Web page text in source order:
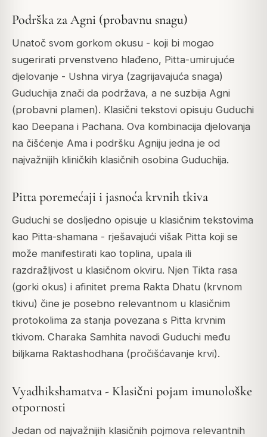
Podrška za Agni (probavnu snagu)
Unatoč svom gorkom okusu - koji bi mogao
sugerirati prvenstveno hlađeno, Pitta-umirujuće
djelovanje - Ushna virya (zagrijavajuća snaga)
Guduchija znači da podržava, a ne suzbija Agni
(probavni plamen). Klasični tekstovi opisuju Guduchi
kao Deepana i Pachana. Ova kombinacija djelovanja
na čišćenje Ama i podršku Agniju jedna je od
najvažnijih kliničkih klasičnih osobina Guduchija.
Pitta poremećaji i jasnoća krvnih tkiva
Guduchi se dosljedno opisuje u klasičnim tekstovima
kao Pitta-shamana - rješavajući višak Pitta koji se
može manifestirati kao toplina, upala ili
razdražljivost u klasičnom okviru. Njen Tikta rasa
(gorki okus) i afinitet prema Rakta Dhatu (krvnom
tkivu) čine je posebno relevantnom u klasičnim
protokolima za stanja povezana s Pitta krvnim
tkivom. Charaka Samhita navodi Guduchi među
biljkama Raktashodhana (pročišćavanje krvi).
Vyadhikshamatva - Klasični pojam imunološke
otpornosti
Jedan od najvažnijih klasičnih pojmova relevantnih